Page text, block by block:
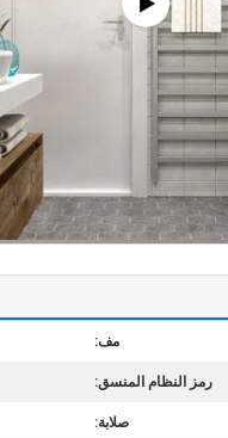
مف:
رمز النظام المنسق:
صلابة: